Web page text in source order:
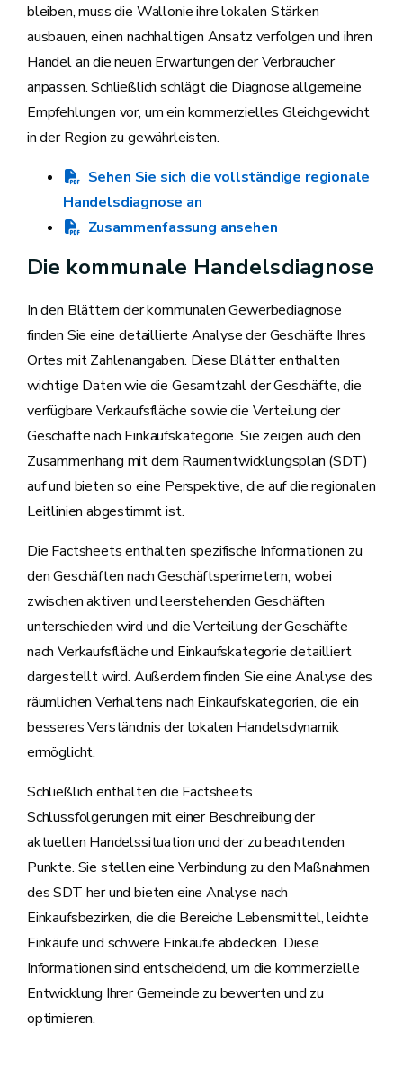
bleiben, muss die Wallonie ihre lokalen Stärken
ausbauen, einen nachhaltigen Ansatz verfolgen und ihren
Handel an die neuen Erwartungen der Verbraucher
anpassen. Schließlich schlägt die Diagnose allgemeine
Empfehlungen vor, um ein kommerzielles Gleichgewicht
in der Region zu gewährleisten.
Sehen Sie sich die vollständige regionale
Handelsdiagnose an
Zusammenfassung ansehen
Die kommunale Handelsdiagnose
In den Blättern der kommunalen Gewerbediagnose
finden Sie eine detaillierte Analyse der Geschäfte Ihres
Ortes mit Zahlenangaben. Diese Blätter enthalten
wichtige Daten wie die Gesamtzahl der Geschäfte, die
verfügbare Verkaufsfläche sowie die Verteilung der
Geschäfte nach Einkaufskategorie. Sie zeigen auch den
Zusammenhang mit dem Raumentwicklungsplan (SDT)
auf und bieten so eine Perspektive, die auf die regionalen
Leitlinien abgestimmt ist.
Die Factsheets enthalten spezifische Informationen zu
den Geschäften nach Geschäftsperimetern, wobei
zwischen aktiven und leerstehenden Geschäften
unterschieden wird und die Verteilung der Geschäfte
nach Verkaufsfläche und Einkaufskategorie detailliert
dargestellt wird. Außerdem finden Sie eine Analyse des
räumlichen Verhaltens nach Einkaufskategorien, die ein
besseres Verständnis der lokalen Handelsdynamik
ermöglicht.
Schließlich enthalten die Factsheets
Schlussfolgerungen mit einer Beschreibung der
aktuellen Handelssituation und der zu beachtenden
Punkte. Sie stellen eine Verbindung zu den Maßnahmen
des SDT her und bieten eine Analyse nach
Einkaufsbezirken, die die Bereiche Lebensmittel, leichte
Einkäufe und schwere Einkäufe abdecken. Diese
Informationen sind entscheidend, um die kommerzielle
Entwicklung Ihrer Gemeinde zu bewerten und zu
optimieren.